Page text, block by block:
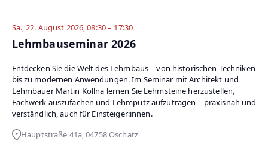
Sa., 22. August 2026, 08:30 – 17:30
Lehmbauseminar 2026
Entdecken Sie die Welt des Lehmbaus – von historischen Techniken
bis zu modernen Anwendungen. Im Seminar mit Architekt und
Lehmbauer Martin Kollna lernen Sie Lehmsteine herzustellen,
Fachwerk auszufachen und Lehmputz aufzutragen – praxisnah und
verständlich, auch für Einsteiger:innen.
Hauptstraße 41a, 04758 Oschatz